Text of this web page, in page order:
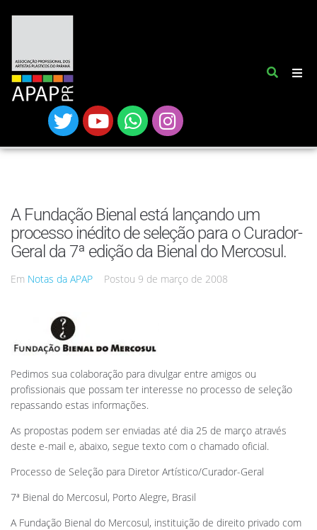
A Fundação Bienal está lançando um
processo inédito de seleção para o Curador-
Geral da 7ª edição da Bienal do Mercosul.
Em Notas da APAP Postou 9 de março de 2008
Pedimos sua colaboração para divulgar entre amigos ou
profissionais que possam ter interesse no processo de seleção
repassando estas informações.
As propostas podem ser enviadas até dia 25 de março através
deste e-mail e, abaixo, segue texto com o chamado oficial.
Processo de Seleção para Diretor Artístico/Curador-Geral
7ª Bienal do Mercosul, Porto Alegre, Brasil
A Fundação Bienal do Mercosul, instituição de direito privado com